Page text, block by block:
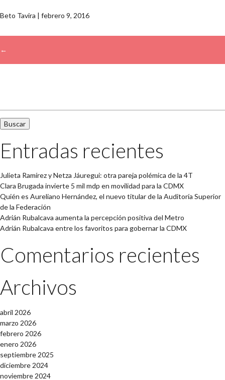
Beto Tavira | febrero 9, 2016
←
Entradas recientes
Julieta Ramírez y Netza Jáuregui: otra pareja polémica de la 4T
Clara Brugada invierte 5 mil mdp en movilidad para la CDMX
Quién es Aureliano Hernández, el nuevo titular de la Auditoría Superior
de la Federación
Adrián Rubalcava aumenta la percepción positiva del Metro
Adrián Rubalcava entre los favoritos para gobernar la CDMX
Comentarios recientes
Archivos
abril 2026
marzo 2026
febrero 2026
enero 2026
septiembre 2025
diciembre 2024
noviembre 2024